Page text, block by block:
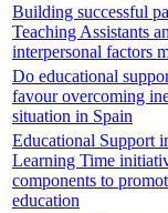
Building successful
Teaching Assistants
interpersonal factors
Do educational
favour overcoming
situation in Spain
Educational Support
Learning Time
components to
education